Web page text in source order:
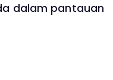
dalam pantauan